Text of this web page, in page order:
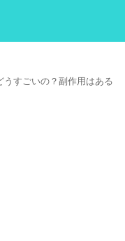
すごいの？副作用はある？